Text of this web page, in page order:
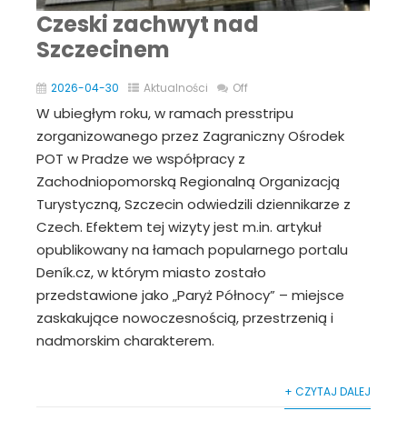
Czeski zachwyt nad
Szczecinem
2026-04-30 Aktualności Off
W ubiegłym roku, w ramach presstripu
zorganizowanego przez Zagraniczny Ośrodek
POT w Pradze we współpracy z
Zachodniopomorską Regionalną Organizacją
Turystyczną, Szczecin odwiedzili dziennikarze z
Czech. Efektem tej wizyty jest m.in. artykuł
opublikowany na łamach popularnego portalu
Deník.cz, w którym miasto zostało
przedstawione jako „Paryż Północy” – miejsce
zaskakujące nowoczesnością, przestrzenią i
nadmorskim charakterem.
+ CZYTAJ DALEJ